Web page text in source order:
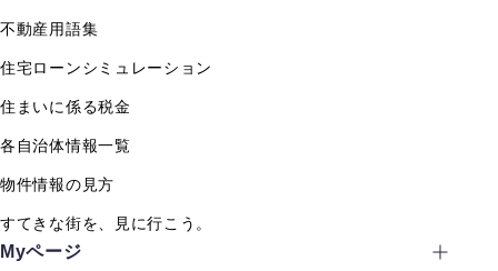
不動産用語集
住宅ローンシミュレーション
住まいに係る税金
各自治体情報一覧
物件情報の見方
すてきな街を、見に行こう。
Myページ